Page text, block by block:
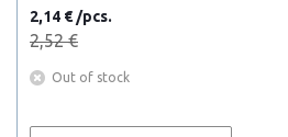
2,14 € /pcs.
2,52 €
Out of stock